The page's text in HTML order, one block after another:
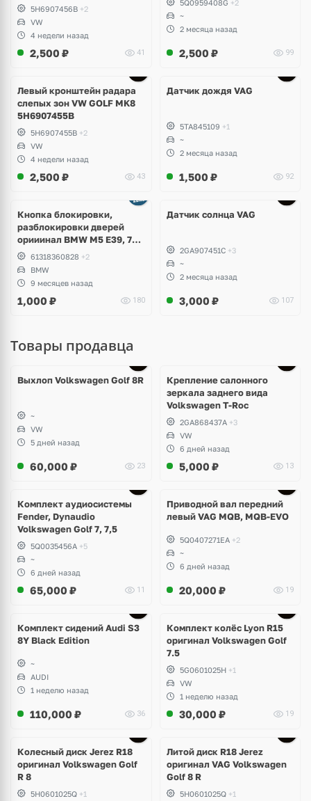
5H6907456B +2
VW
4 недели назад
2,500 ₽ 41
5Q0959408G +2
~
2 месяца назад
2,500 ₽ 99
Левый кронштейн радара
слепых зон VW GOLF MK8
5H6907455B
5H6907455B +2
VW
4 недели назад
2,500 ₽ 43
Датчик дождя VAG
5TA845109 +1
~
2 месяца назад
1,500 ₽ 92
Кнопка блокировки,
разблокировки дверей
орииинал BMW M5 E39, 7
E3861318360828 +2
BMW
9 месяцев назад
1,000 ₽ 180
Датчик солнца VAG
2GA907451C +3
~
2 месяца назад
3,000 ₽ 107
Товары продавца
Выхлоп Volkswagen Golf 8R
~
VW
5 дней назад
60,000 ₽ 23
Крепление салонного
зеркала заднего вида
Volkswagen T-Roc
2GA868437A +3
VW
6 дней назад
5,000 ₽ 13
Комплект аудиосистемы
Fender, Dynaudio
Volkswagen Golf 7, 7,5
5Q0035456A +5
~
6 дней назад
65,000 ₽ 11
Приводной вал передний
левый VAG MQB, MQB-EVO
5Q0407271EA +2
~
6 дней назад
20,000 ₽ 19
Комплект сидений Audi S3
8Y Black Edition
~
AUDI
1 неделю назад
110,000 ₽ 36
Комплект колёс Lyon R15
оригинал Volkswagen Golf
7.5
5G0601025H +1
VW
1 неделю назад
30,000 ₽ 19
Колесный диск Jerez R18
оригинал Volkswagen Golf
R 8
5H0601025Q +1
Литой диск R18 Jerez
оригинал VAG Volkswagen
Golf 8 R
5H0601025Q +1